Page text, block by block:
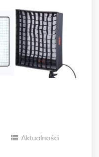
Aktualności